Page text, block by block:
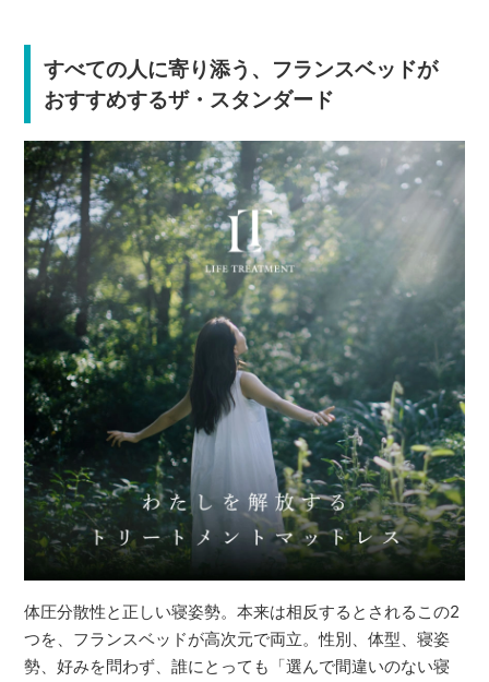
すべての人に寄り添う、フランスベッドが
おすすめするザ・スタンダード
体圧分散性と正しい寝姿勢。本来は相反するとされるこの2
つを、フランスベッドが高次元で両立。性別、体型、寝姿
勢、好みを問わず、誰にとっても「選んで間違いのない寝